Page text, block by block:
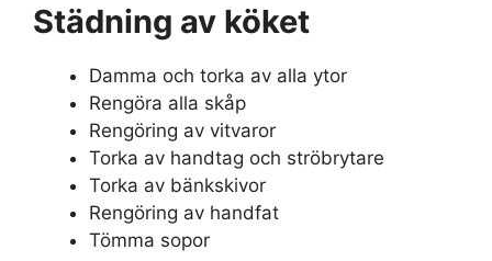
Städning av köket
Damma och torka av alla ytor
Rengöra alla skåp
Rengöring av vitvaror
Torka av handtag och ströbrytare
Torka av bänkskivor
Rengöring av handfat
Tömma sopor